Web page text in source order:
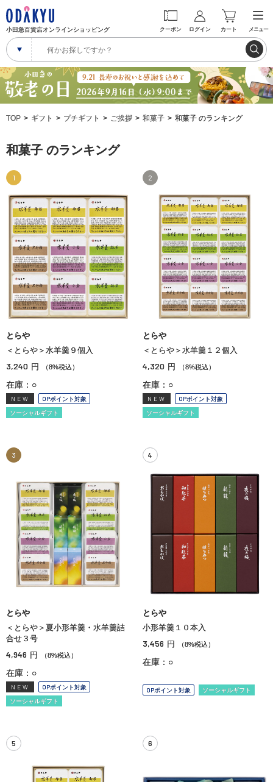
小田急百貨店オンラインショッピング クーポン ログイン カート メニュー
TOP ギフト プチギフト ご挨拶 和菓子 和菓子 のランキング
和菓子 のランキング
1
とらや
＜とらや＞水羊羹９個入
3,240 円 （8%税込）
在庫：○
NEW
OPポイント対象
ソーシャルギフト
2
とらや
＜とらや＞水羊羹１２個入
4,320 円 （8%税込）
在庫：○
NEW
OPポイント対象
ソーシャルギフト
3
とらや
＜とらや＞夏小形羊羹・水羊羹詰
合せ３号
4,946 円 （8%税込）
在庫：○
NEW
OPポイント対象
ソーシャルギフト
4
とらや
小形羊羹１０本入
3,456 円 （8%税込）
在庫：○
OPポイント対象 ソーシャルギフト
5 6